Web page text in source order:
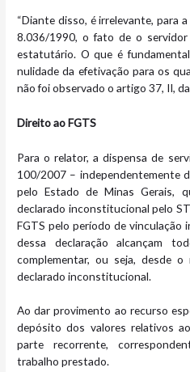
“Diante disso, é irrelevante, para
8.036/1990, o fato de o
estatutário. O que é
nulidade da efetivação para os
não foi observado o artigo 37, II,
Direito ao FGTS
Para o relator, a dispensa de
100/2007 – independentemente
pelo Estado de Minas Gerais,
declarado inconstitucional pelo
FGTS pelo período de vinculação
dessa declaração alcançam
complementar, ou seja, desde
declarado inconstitucional.
Ao dar provimento ao recurso
depósito dos valores relativos
parte recorrente,
trabalho prestado.